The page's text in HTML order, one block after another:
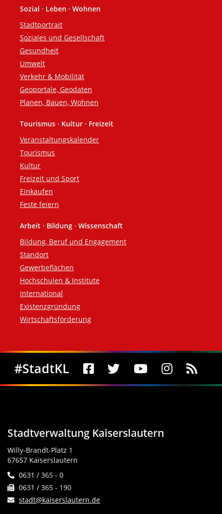
Sozial · Leben · Wohnen
Stadtportrait
Soziales und Gesellschaft
Gesundheit
Umwelt
Verkehr & Mobilität
Geoportale, Geodaten
Planen, Bauen, Wohnen
Tourismus · Kultur · Freizeit
Veranstaltungskalender
Tourismus
Kultur
Freizeit und Sport
Einkaufen
Feste feiern
Arbeit · Bildung · Wissenschaft
Bildung, Beruf und Engagement
Standort
Gewerbeflächen
Hochschulen & Institute
International
Existenzgründung
Wirtschaftsförderung
Social Media
#StadtKL
Stadtverwaltung Kaiserslautern
Willy-Brandt-Platz 1
67657 Kaiserslautern
0631 / 365 - 0
0631 / 365 - 190
stadt@kaiserslautern.de